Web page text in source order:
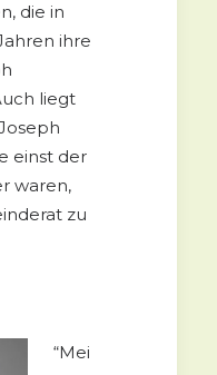
die in
ihre
liegt
einst der
waren,
zu
“Mei